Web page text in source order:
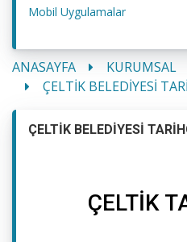
Mobil Uygulamalar
ANASAYFA
KURUMSAL
ÇELTİK BELEDİYESİ
ÇELTİK BELEDİYESİ
ÇELTİK